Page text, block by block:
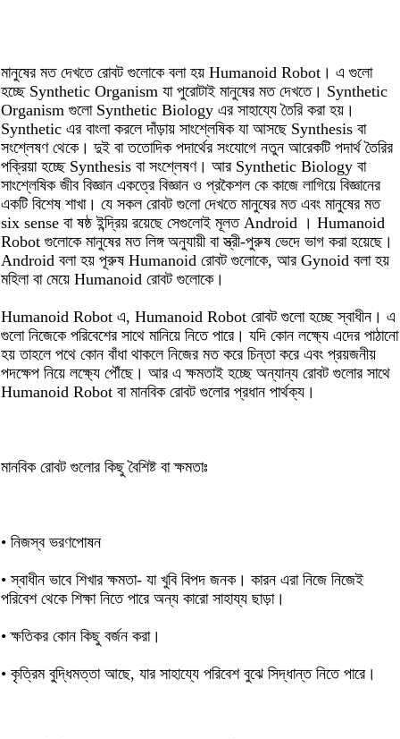
মানুষের মত দেখতে রোবট গুলোকে বলা হয় Humanoid Robot। এ গুলো
হচ্ছে Synthetic Organism যা পুরোটাই মানুষের মত দেখতে। Synthetic
Organism গুলো Synthetic Biology এর সাহায্যে তৈরি করা হয়।
Synthetic এর বাংলা করলে দাঁড়ায় সাংশ্লেষিক যা আসছে Synthesis বা
সংশ্লেষণ থেকে। দুই বা ততোদিক পদার্থের সংযোগে নতুন আরেকটি পদার্থ তৈরির
পক্রিয়া হচ্ছে Synthesis বা সংশ্লেষণ। আর Synthetic Biology বা
সাংশ্লেষিক জীব বিজ্ঞান একত্রে বিজ্ঞান ও প্রকৈশল কে কাজে লাগিয়ে বিজ্ঞানের
একটি বিশেষ শাখা। যে সকল রোবট গুলো দেখতে মানুষের মত এবং মানুষের মত
six sense বা ষষ্ঠ ইন্দ্রিয় রয়েছে সেগুলোই মূলত Android । Humanoid
Robot গুলোকে মানুষের মত লিঙ্গ অনুযায়ী বা স্ত্রী-পুরুষ ভেদে ভাগ করা হয়েছে।
Android বলা হয় পূরুষ Humanoid রোবট গুলোকে, আর Gynoid বলা হয়
মহিলা বা মেয়ে Humanoid রোবট গুলোকে।
Humanoid Robot এ, Humanoid Robot রোবট গুলো হচ্ছে স্বাধীন। এ
গুলো নিজেকে পরিবেশের সাথে মানিয়ে নিতে পারে। যদি কোন লক্ষ্যে এদের পাঠানো
হয় তাহলে পথে কোন বাঁধা থাকলে নিজের মত করে চিন্তা করে এবং প্রয়জনীয়
পদক্ষেপ নিয়ে লক্ষ্যে পৌঁছে। আর এ ক্ষমতাই হচ্ছে অন্যান্য রোবট গুলোর সাথে
Humanoid Robot বা মানবিক রোবট গুলোর প্রধান পার্থক্য।
মানবিক রোবট গুলোর কিছু বৈশিষ্ট বা ক্ষমতাঃ
• নিজস্ব ভরণপোষন
• স্বাধীন ভাবে শিখার ক্ষমতা- যা খুবি বিপদ জনক। কারন এরা নিজে নিজেই
পরিবেশ থেকে শিক্ষা নিতে পারে অন্য কারো সাহায্য ছাড়া।
• ক্ষতিকর কোন কিছু বর্জন করা।
• কৃত্রিম বুদ্ধিমত্তা আছে, যার সাহায্যে পরিবেশ বুঝে সিদ্ধান্ত নিতে পারে।